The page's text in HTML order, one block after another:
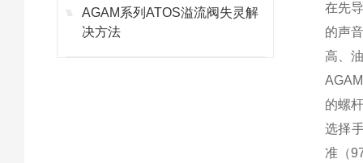
AGAM系列ATOS溢流阀失灵解
决方法
在先
的声
高、
的螺
选择
准（